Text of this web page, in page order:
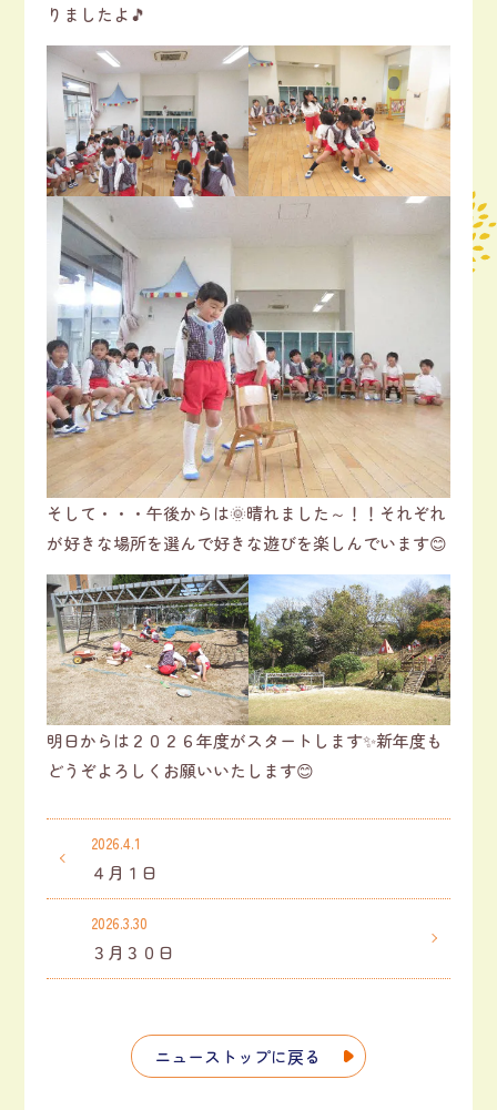
りましたよ🎵
そして・・・午後からは🌞晴れました～！！それぞれ
が好きな場所を選んで好きな遊びを楽しんでいます😊
明日からは２０２６年度がスタートします✨新年度も
どうぞよろしくお願いいたします😊
2026.4.1
４月１日
2026.3.30
３月３０日
ニューストップに戻る